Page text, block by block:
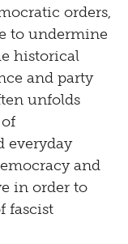
orders,
to undermine
historical
and party
unfolds
everyday
and
in order to
fascist